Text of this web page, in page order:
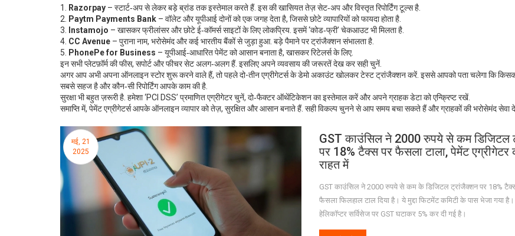
1. Razorpay – स्टार्ट‑अप से लेकर बड़े ब्रांड तक इस्तेमाल करते हैं. इस की खासियत तेज़ सेट‑अप और विस्तृत रिपोर्टिंग टूल्स है.
2.
Paytm Payments Bank – वॉलेट और यूपीआई दोनों को एक जगह देता है, जिससे छोटे व्यापारियों को फायदा होता है.
3.
Instamojo – खासकर फ्रीलांसर और छोटे ई‑कॉमर्स साइटों के लिए लोकप्रिय. इसमें ‘कोड‑फ्री’ चेकआउट भी मिलता है.
4. CC Avenue – पुराना नाम, भरोसेमंद और कई भारतीय बैंकों से जुड़ा हुआ. बड़े पैमाने पर ट्रांजैक्शन संभालता है.
5.
PhonePe for Business – यूपीआई‑आधारित पेमेंट को आसान बनाता है, खासकर रिटेलर्स के लिए.
इन सभी प्लेटफ़ॉर्म की फीस, सपोर्ट और फीचर सेट अलग‑अलग हैं. इसलिए अपने व्यवसाय की जरूरतें देख कर सही चुनें.
अगर आप अभी अपना ऑनलाइन स्टोर शुरू करने वाले हैं, तो पहले दो-तीन एग्रीगेटर्स के डेमो अकाउंट खोलकर टेस्ट ट्रांजैक्शन करें. इससे आपको पता चलेगा कि
सबसे सहज है और कौन‑सी रिपोर्टिंग आपके काम की है.
सुरक्षा भी बहुत ज़रूरी है. हमेशा ‘PCI DSS’ प्रमाणित एग्रीगेटर चुनें, दो‑फैक्टर ऑथेंटिकेशन का इस्तेमाल करें और अपने ग्राहक डेटा को एन्क्रिप्ट रखें.
समाप्ति में, पेमेंट एग्रीगेटर्स आपके ऑनलाइन व्यापार को तेज़, सुरक्षित और आसान बनाते हैं. सही विकल्प चुनने से आप समय बचा सकते हैं और ग्राहकों की भरोसेमंद सेवा
मई, 21
2025
GST काउंसिल ने 2000 रुपये से कम डिजिटल
पर 18% टैक्स पर फैसला टाला, पेमेंट एग्रीगेटर
राहत में
GST काउंसिल ने 2000 रुपये से कम के डिजिटल ट्रांजैक्शन पर 18%
फैसला फिलहाल टाल दिया है। ये मुद्दा फिटमेंट कमिटी के पास भेजा गया
हेलिकॉप्टर सर्विसेज पर GST घटाकर 5% कर दी गई है।